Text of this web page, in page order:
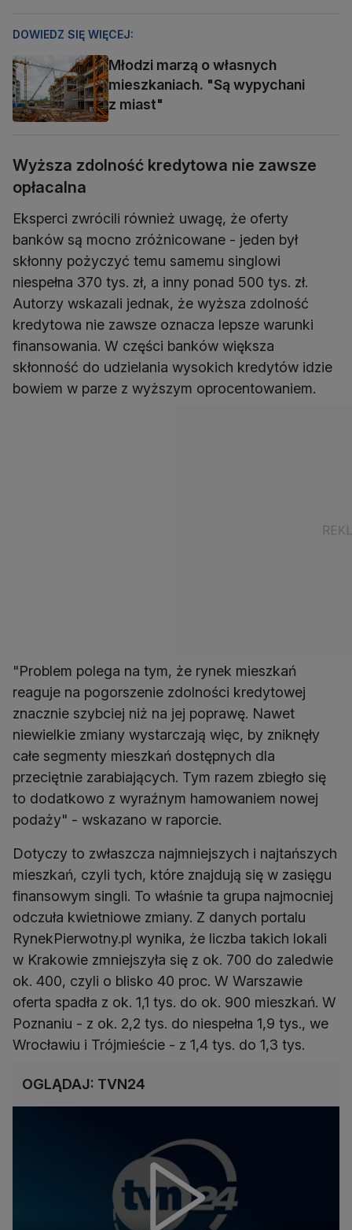
DOWIEDZ SIĘ WIĘCEJ:
Młodzi marzą o własnych
mieszkaniach. "Są wypychani
z miast"
Wyższa zdolność kredytowa nie zawsze
opłacalna
Eksperci zwrócili również uwagę, że oferty
banków są mocno zróżnicowane - jeden był
skłonny pożyczyć temu samemu singlowi
niespełna 370 tys. zł, a inny ponad 500 tys. zł.
Autorzy wskazali jednak, że wyższa zdolność
kredytowa nie zawsze oznacza lepsze warunki
finansowania. W części banków większa
skłonność do udzielania wysokich kredytów idzie
bowiem w parze z wyższym oprocentowaniem.
"Problem polega na tym, że rynek mieszkań
reaguje na pogorszenie zdolności kredytowej
znacznie szybciej niż na jej poprawę. Nawet
niewielkie zmiany wystarczają więc, by zniknęły
całe segmenty mieszkań dostępnych dla
przeciętnie zarabiających. Tym razem zbiegło się
to dodatkowo z wyraźnym hamowaniem nowej
podaży" - wskazano w raporcie.
Dotyczy to zwłaszcza najmniejszych i najtańszych
mieszkań, czyli tych, które znajdują się w zasięgu
finansowym singli. To właśnie ta grupa najmocniej
odczuła kwietniowe zmiany. Z danych portalu
RynekPierwotny.pl wynika, że liczba takich lokali
w Krakowie zmniejszyła się z ok. 700 do zaledwie
ok. 400, czyli o blisko 40 proc. W Warszawie
oferta spadła z ok. 1,1 tys. do ok. 900 mieszkań. W
Poznaniu - z ok. 2,2 tys. do niespełna 1,9 tys., we
Wrocławiu i Trójmieście - z 1,4 tys. do 1,3 tys.
OGLĄDAJ: TVN24